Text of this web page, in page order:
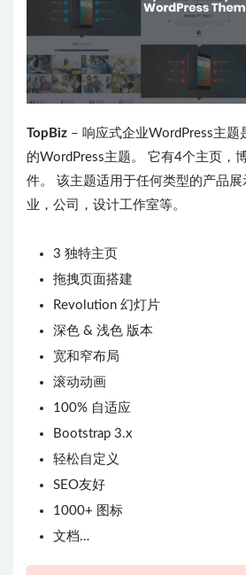
TopBiz – 响应式企业WordPress主题
的WordPress主题。 它有4个主页，
件。 该主题适用于任何类型的产品
业，公司，设计工作室等。
3 独特主页
拖拽页面搭建
Revolution 幻灯片
深色 & 浅色 版本
宽和窄布局
滚动动画
100% 自适应
Bootstrap 3.x
轻松自定义
SEO友好
1000+ 图标
文档…